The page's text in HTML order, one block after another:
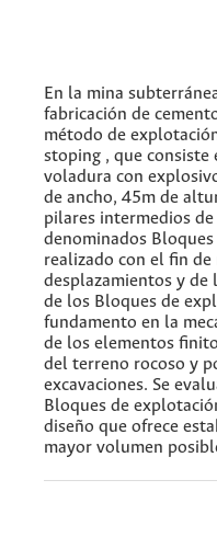
En la mina
fabricación de
método de
stoping , que consiste
voladura con
de ancho, 45m de
pilares intermedios
denominados
realizado con el fin
desplazamientos y de
de los Bloques de
fundamento en la
de los elementos
del terreno rocoso y
excavaciones. Se
Bloques de
diseño que ofrece
mayor volumen